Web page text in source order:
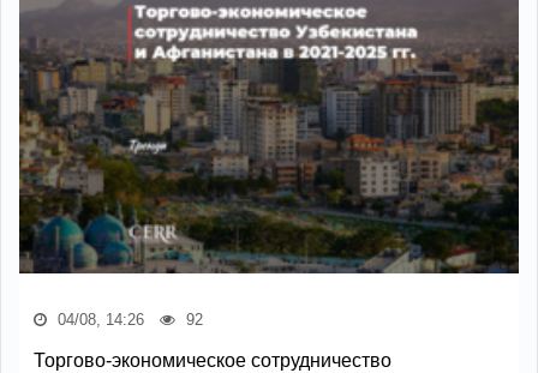
04/08, 14:26 92
Торгово-экономическое сотрудничество